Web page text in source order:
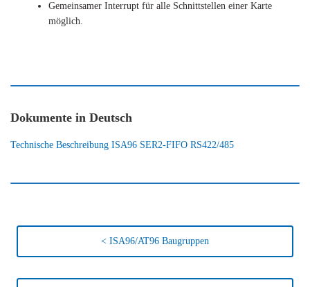
Gemeinsamer Interrupt für alle Schnittstellen einer Karte
möglich.
Dokumente in Deutsch
Technische Beschreibung ISA96 SER2-FIFO RS422/485
< ISA96/AT96 Baugruppen